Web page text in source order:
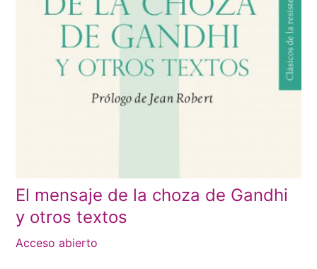
El mensaje de la choza de Gandhi
y otros textos
Acceso abierto